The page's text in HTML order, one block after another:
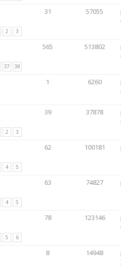
2 3
31 57055
37 38
565 513802
1 6260
2 3
39 37878
4 5
62 100181
4 5
63 74827
5 6
78 123146
8 14948